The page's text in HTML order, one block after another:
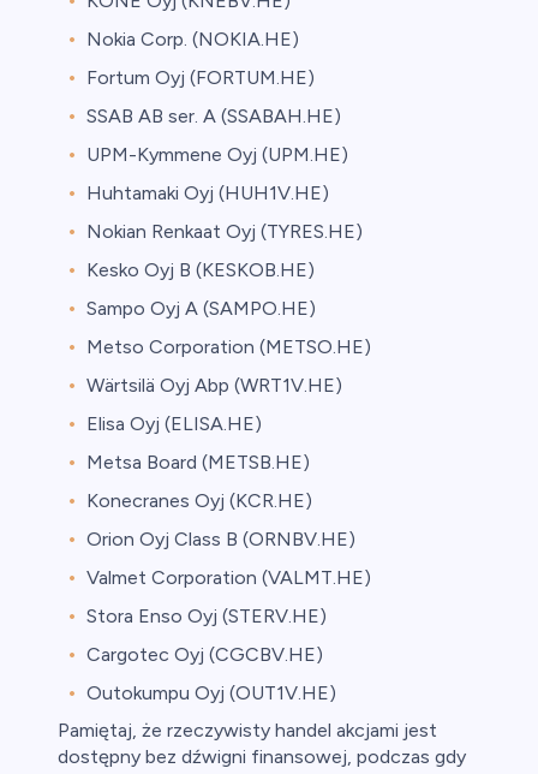
Nokia Corp. (NOKIA.HE)
Fortum Oyj (FORTUM.HE)
SSAB AB ser. A (SSABAH.HE)
UPM-Kymmene Oyj (UPM.HE)
Huhtamaki Oyj (HUH1V.HE)
Nokian Renkaat Oyj (TYRES.HE)
Kesko Oyj B (KESKOB.HE)
Sampo Oyj A (SAMPO.HE)
Metso Corporation (METSO.HE)
Wärtsilä Oyj Abp (WRT1V.HE)
Elisa Oyj (ELISA.HE)
Metsa Board (METSB.HE)
Konecranes Oyj (KCR.HE)
Orion Oyj Class B (ORNBV.HE)
Valmet Corporation (VALMT.HE)
Stora Enso Oyj (STERV.HE)
Cargotec Oyj (CGCBV.HE)
Outokumpu Oyj (OUT1V.HE)
Pamiętaj, że rzeczywisty handel akcjami jest
dostępny bez dźwigni finansowej, podczas gdy